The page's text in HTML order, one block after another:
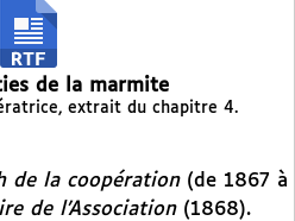
de la marmite
extrait du chapitre 4.
de la coopération(de 1867 à
de l’Association(1868).